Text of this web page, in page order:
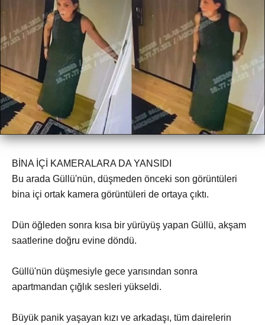
BİNA İÇİ KAMERALARA DA YANSIDI
Bu arada Güllü'nün, düşmeden önceki son görüntüleri
bina içi ortak kamera görüntüleri de ortaya çıktı.
Dün öğleden sonra kısa bir yürüyüş yapan Güllü, akşam
saatlerine doğru evine döndü.
Güllü'nün düşmesiyle gece yarısından sonra
apartmandan çığlık sesleri yükseldi.
Büyük panik yaşayan kızı ve arkadaşı, tüm dairelerin